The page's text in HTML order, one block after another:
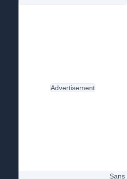
Sans
Advertisement